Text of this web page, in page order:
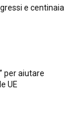
e centinaia
per aiutare
UE